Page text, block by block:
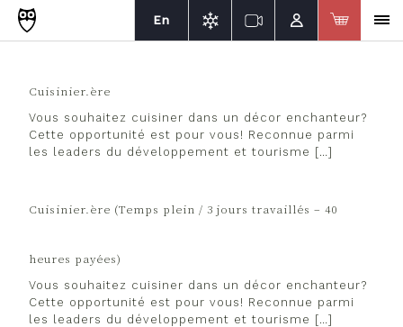
En
Cuisinier.ère
Vous souhaitez cuisiner dans un décor enchanteur?
Cette opportunité est pour vous! Reconnue parmi
les leaders du développement et tourisme […]
Cuisinier.ère (Temps plein / 3 jours travaillés – 40
heures payées)
Vous souhaitez cuisiner dans un décor enchanteur?
Cette opportunité est pour vous! Reconnue parmi
les leaders du développement et tourisme […]